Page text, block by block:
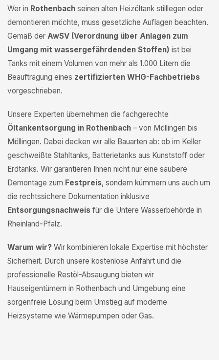
Wer in Rothenbach seinen alten Heizöltank stilllegen oder
demontieren möchte, muss gesetzliche Auflagen beachten.
Gemäß der AwSV (Verordnung über Anlagen zum
Umgang mit wassergefährdenden Stoffen) ist bei
Tanks mit einem Volumen von mehr als 1.000 Litern die
Beauftragung eines zertifizierten WHG-Fachbetriebs
vorgeschrieben.
Unsere Experten übernehmen die fachgerechte
Öltankentsorgung in Rothenbach – von Möllingen bis
Möllingen. Dabei decken wir alle Bauarten ab: ob im Keller
geschweißte Stahltanks, Batterietanks aus Kunststoff oder
Erdtanks. Wir garantieren Ihnen nicht nur eine saubere
Demontage zum Festpreis, sondern kümmern uns auch um
die rechtssichere Dokumentation inklusive
Entsorgungsnachweis für die Untere Wasserbehörde in
Rheinland-Pfalz.
Warum wir? Wir kombinieren lokale Expertise mit höchster
Sicherheit. Durch unsere kostenlose Anfahrt und die
professionelle Restöl-Absaugung bieten wir
Hauseigentümern in Rothenbach und Umgebung eine
sorgenfreie Lösung beim Umstieg auf moderne
Heizsysteme wie Wärmepumpen oder Gas.